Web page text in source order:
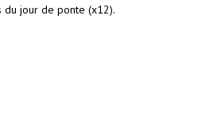
du jour de ponte (x12).